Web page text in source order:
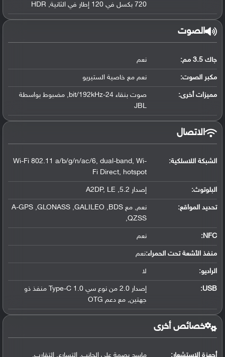
720 بكسل في 120 إطار في الثانية, HDR
الصوت
جاك 3.5 مم: نعم
مكبر الصوت: نعم مع خاصية الستيريو
مميزات أخرى:
صوت بنقاء 24-bit/192kHz, مضبوط بواسطة
JBL
الاتصال
الشبكة اللاسلكية:
Wi-Fi 802.11 a/b/g/n/ac/6, dual-band, Wi-
Fi Direct, hotspot
البلوتوث: إصدار 5.2, A2DP, LE
تحديد المواقع:
نعم, مع A-GPS ,GLONASS ,GALILEO ,BDS
,QZSS
NFC
: نعم
منفذ الأشعة تحت الحمراء:نعم
الراديو: لا
USB
:
إصدار 2.0 من نوع سي Type-C 1.0 منفذ ذو
جهتين, مع دعم OTG
خصائص أخرى
أجهزة الاستشعار: ماسح بصمة على الجانب, التسارع, التقارب,